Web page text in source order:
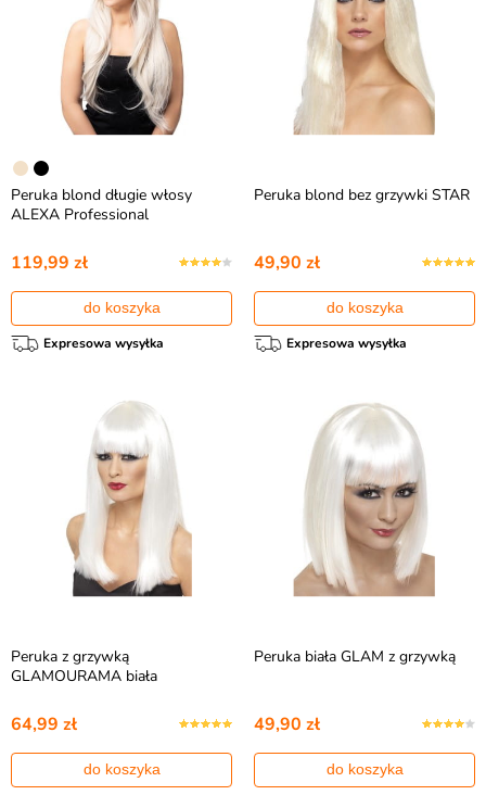
Peruka blond długie włosy
ALEXA Professional
119,99 zł
do koszyka
Expresowa wysyłka
Peruka blond bez grzywki STAR
49,90 zł
do koszyka
Expresowa wysyłka
Peruka z grzywką
GLAMOURAMA biała
64,99 zł
do koszyka
Peruka biała GLAM z grzywką
49,90 zł
do koszyka